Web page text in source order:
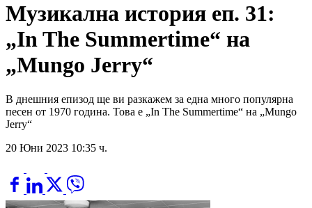
Музикална история еп. 31:
„In The Summertime“ на
„Mungo Jerry“
В днешния епизод ще ви разкажем за една много популярна
песен от 1970 година. Това е „In The Summertime“ на „Mungo
Jerry“
20 Юни 2023 10:35 ч.